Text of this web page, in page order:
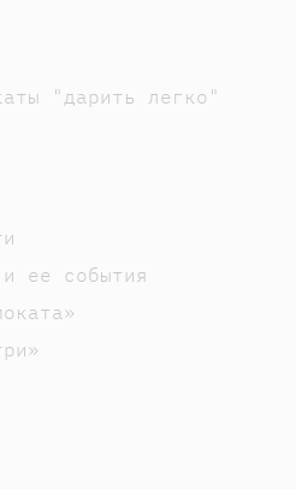
"дарить легко"
ее события